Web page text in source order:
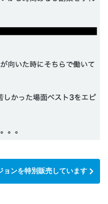
ョンを特別販売しています